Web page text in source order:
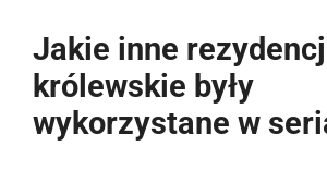
Jakie inne
królewskie były
wykorzystane w